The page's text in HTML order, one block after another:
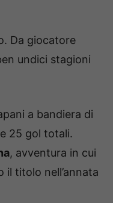
Da giocatore
undici stagioni
a bandiera di
25 gol totali.
, avventura in cui
il titolo nell’annata